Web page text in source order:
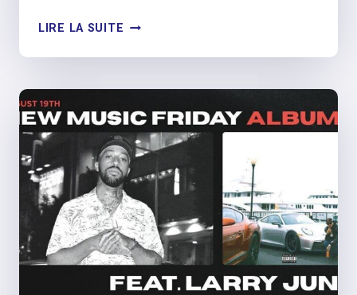
LIRE LA SUITE BUSTA
APPELÉ
FLEX
DANS
LE
DERNIER
NOUVEAU
DÉFI
MUSICAL